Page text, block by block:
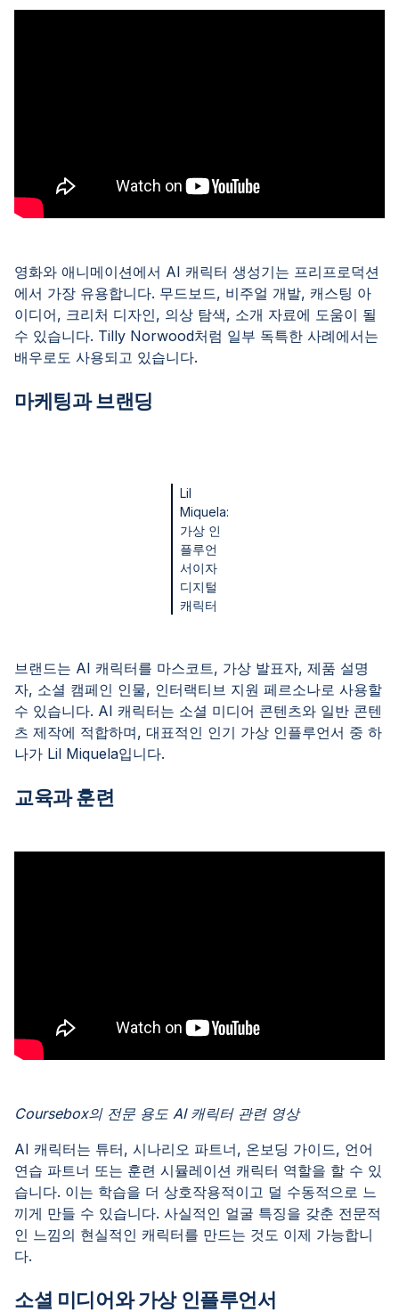
영화와 애니메이션에서 AI 캐릭터 생성기는 프리프로덕션
에서 가장 유용합니다. 무드보드, 비주얼 개발, 캐스팅 아
이디어, 크리처 디자인, 의상 탐색, 소개 자료에 도움이 될
수 있습니다. Tilly Norwood처럼 일부 독특한 사례에서는
배우로도 사용되고 있습니다.
마케팅과 브랜딩
Lil
Miquela:
가상 인
플루언
서이자
디지털
캐릭터
브랜드는 AI 캐릭터를 마스코트, 가상 발표자, 제품 설명
자, 소셜 캠페인 인물, 인터랙티브 지원 페르소나로 사용할
수 있습니다. AI 캐릭터는 소셜 미디어 콘텐츠와 일반 콘텐
츠 제작에 적합하며, 대표적인 인기 가상 인플루언서 중 하
나가 Lil Miquela입니다.
교육과 훈련
Coursebox의 전문 용도 AI 캐릭터 관련 영상
AI 캐릭터는 튜터, 시나리오 파트너, 온보딩 가이드, 언어
연습 파트너 또는 훈련 시뮬레이션 캐릭터 역할을 할 수 있
습니다. 이는 학습을 더 상호작용적이고 덜 수동적으로 느
끼게 만들 수 있습니다. 사실적인 얼굴 특징을 갖춘 전문적
인 느낌의 현실적인 캐릭터를 만드는 것도 이제 가능합니
다.
소셜 미디어와 가상 인플루언서